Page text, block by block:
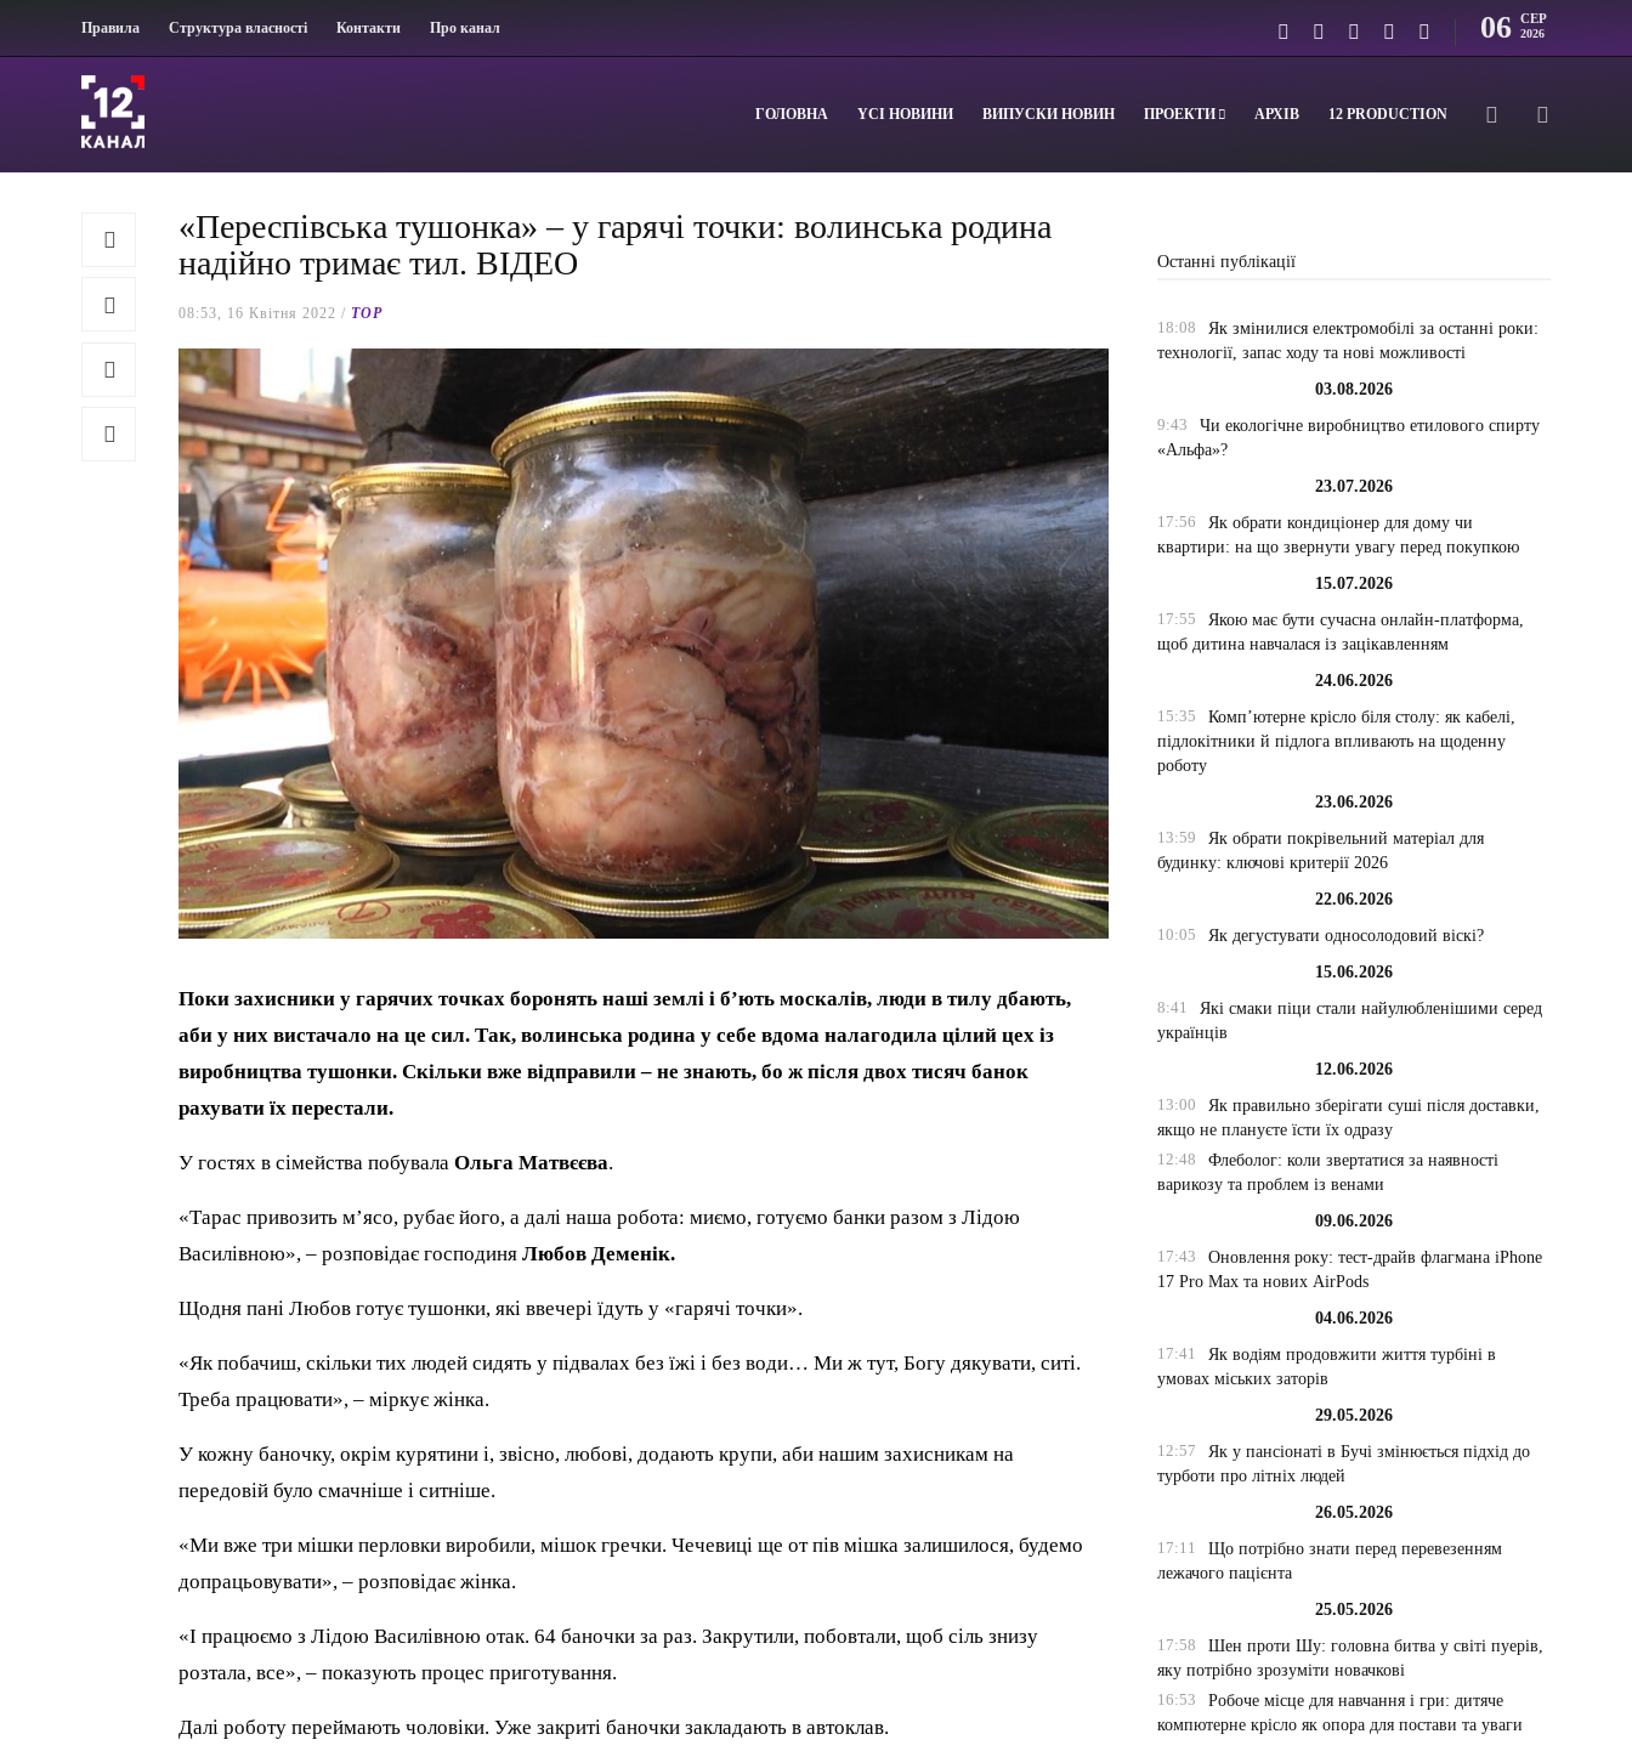
Правила Структура власності Контакти Про канал 06 СЕР
2026
ГОЛОВНА YСІ НОВИНИ ВИПУСКИ НОВИН ПРОЕКТИ АРХІВ 12 PRODUCTION
«Переспівська тушонка» – у гарячі точки: волинська родина
надійно тримає тил. ВІДЕО
08:53, 16 Квітня 2022 / TOP
Поки захисники у гарячих точках боронять наші землі і б’ють москалів, люди в тилу дбають,
аби у них вистачало на це сил. Так, волинська родина у себе вдома налагодила цілий цех із
виробництва тушонки. Скільки вже відправили – не знають, бо ж після двох тисяч банок
рахувати їх перестали.
У гостях в сімейства побувалаОльга Матвєєва.
«Тарас привозить м’ясо, рубає його, а далі наша робота: миємо, готуємо банки разом з Лідою
Василівною», – розповідає господиняЛюбов Деменік.
Щодня пані Любов готує тушонки, які ввечері їдуть у «гарячі точки».
«Як побачиш, скільки тих людей сидять у підвалах без їжі і без води… Ми ж тут, Богу дякувати, ситі.
Треба працювати», – міркує жінка.
У кожну баночку, окрім курятини і, звісно, любові, додають крупи, аби нашим захисникам на
передовій було смачніше і ситніше.
«Ми вже три мішки перловки виробили, мішок гречки. Чечевиці ще от пів мішка залишилося, будемо
допрацьовувати», – розповідає жінка.
«І працюємо з Лідою Василівною отак. 64 баночки за раз. Закрутили, побовтали, щоб сіль знизу
розтала, все», – показують процес приготування.
Далі роботу переймають чоловіки. Уже закриті баночки закладають в автоклав.
Останні публікації
18:08
Як змінилися електромобілі за останні роки:
технології, запас ходу та нові можливості
03.08.2026
9:43
Чи екологічне виробництво етилового спирту
«Альфа»?
23.07.2026
17:56
Як обрати кондиціонер для дому чи
квартири: на що звернути увагу перед покупкою
15.07.2026
17:55
Якою має бути сучасна онлайн-платформа,
щоб дитина навчалася із зацікавленням
24.06.2026
15:35
Комп’ютерне крісло біля столу: як кабелі,
підлокітники й підлога впливають на щоденну
роботу
23.06.2026
13:59
Як обрати покрівельний матеріал для
будинку: ключові критерії 2026
22.06.2026
10:05
Як дегустувати односолодовий віскі?
15.06.2026
8:41
Які смаки піци стали найулюбленішими серед
українців
12.06.2026
13:00
Як правильно зберігати суші після доставки,
якщо не плануєте їсти їх одразу
12:48
Флеболог: коли звертатися за наявності
варикозу та проблем із венами
09.06.2026
17:43
Оновлення року: тест-драйв флагмана iPhone
17 Pro Max та нових AirPods
04.06.2026
17:41
Як водіям продовжити життя турбіні в
умовах міських заторів
29.05.2026
12:57
Як у пансіонаті в Бучі змінюється підхід до
турботи про літніх людей
26.05.2026
17:11
Що потрібно знати перед перевезенням
лежачого пацієнта
25.05.2026
17:58
Шен проти Шу: головна битва у світі пуерів,
яку потрібно зрозуміти новачкові
16:53
Робоче місце для навчання і гри: дитяче
компютерне крісло як опора для постави та уваги